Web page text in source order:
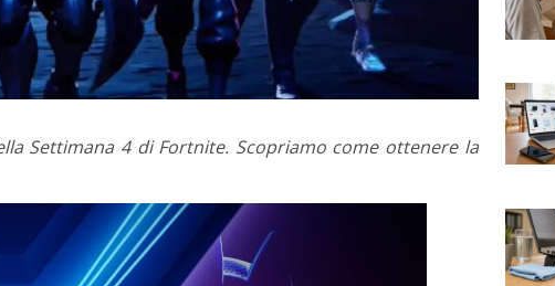
Settimana 4 di Fortnite. Scopriamo come ottenere la